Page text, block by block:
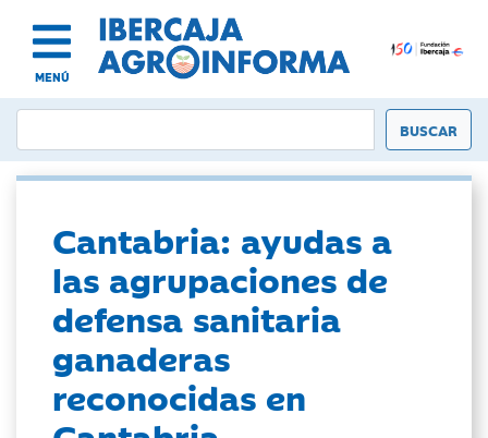
MENÚ
Cantabria: ayudas a
las agrupaciones de
defensa sanitaria
ganaderas
reconocidas en